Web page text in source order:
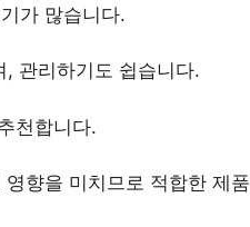
가 많습니다.
관리하기도 쉽습니다.
천합니다.
향을 미치므로 적합한 제품